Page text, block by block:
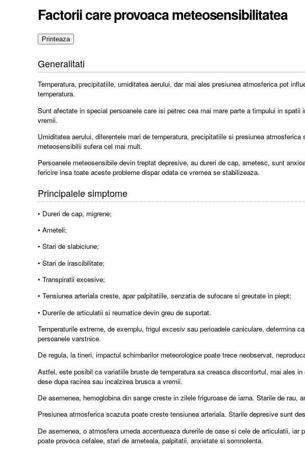
Factorii care provoaca meteosensibilitatea
Generalitati
Temperatura, precipitatiile, umiditatea aerului, dar mai ales presiunea atmosferica pot
temperatura.
Sunt afectate in special persoanele care isi petrec cea mai mare parte a timpului in
vremii.
Umiditatea aerului, diferentele mari de temperatura, precipitatiile si presiunea
meteosensibilii sufera cel mai mult.
Persoanele meteosensibile devin treptat depresive, au dureri de cap, ametesc, sunt
fericire insa toate aceste probleme dispar odata ce vremea se stabilizeaza.
Principalele simptome
• Dureri de cap, migrene;
• Ameteli;
• Stari de slabiciune;
• Stari de irascibilitate;
• Transpiratii excesive;
• Tensiunea arteriala creste, apar palpitatiile, senzatia de sufocare si greutate in piept;
• Durerile de articulatii si reumatice devin greu de suportat.
Temperaturile extreme, de exemplu, frigul excesiv sau perioadele caniculare, determina
persoanele varstnice.
De regula, la tineri, impactul schimbarilor meteorologice poate trece neobservat,
Astfel, este posibil ca variatiile bruste de temperatura sa creasca disconfortul, mai ales
dese dupa racirea sau incalzirea brusca a vremii.
De asemenea, hemoglobina din sange creste in zilele friguroase de iarna. Starile de
Presiunea atmosferica scazuta poate creste tensiunea arteriala. Starile depresive sunt
De asemenea, o atmosfera umeda accentueaza durerile de oase si cele de articulatii,
poate provoca cefalee, stari de ameteala, palpitatii, anxietate si somnolenta.